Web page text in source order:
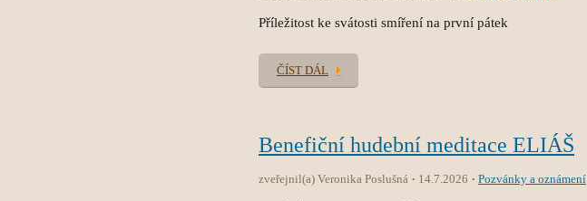
Příležitost ke svátosti smíření na první pátek
ČÍST DÁL
Benefiční hudební meditace ELIÁŠ
zveřejnil(a) Veronika Poslušná 14.7.2026 Pozvánky a oznámení